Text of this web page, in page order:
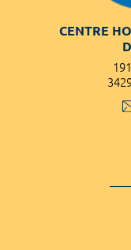
CENTRE